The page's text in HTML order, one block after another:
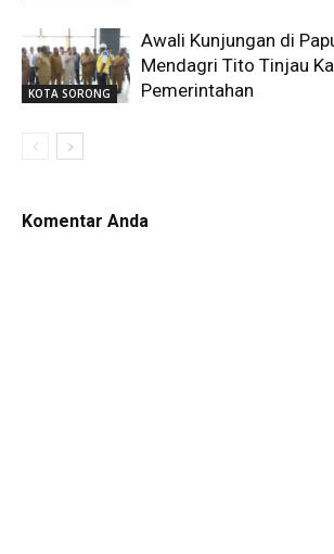
KOTA SORONG
Awali Kunjungan di
Mendagri Tito Tinjau
Pemerintahan
Komentar Anda